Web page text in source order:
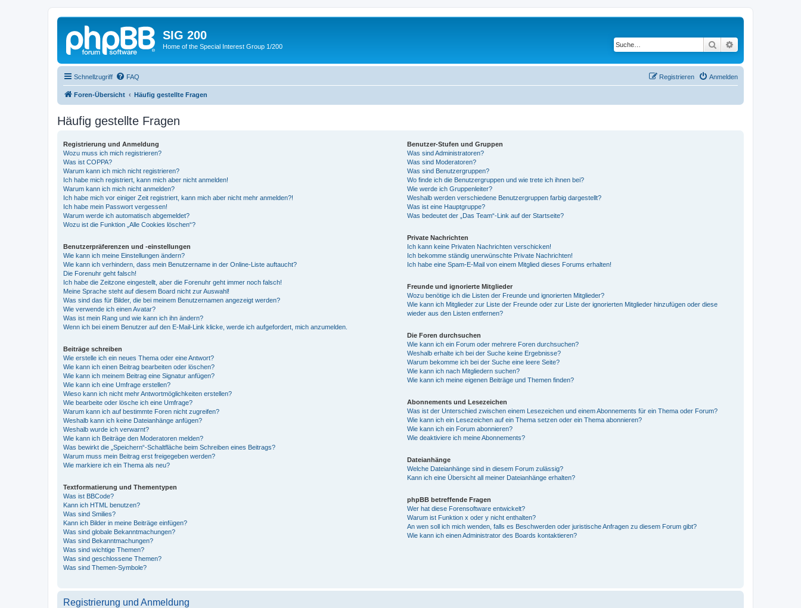
SIG 200
Home of the Special Interest Group 1/200 Suche
Schnellzugriff FAQ Anmelden
Registrieren
Foren-Übersicht Häufig gestellte Fragen
Häufig gestellte Fragen
Registrierung und Anmeldung
Wozu muss ich mich registrieren?
Was ist COPPA?
Warum kann ich mich nicht registrieren?
Ich habe mich registriert, kann mich aber nicht anmelden!
Warum kann ich mich nicht anmelden?
Ich habe mich vor einiger Zeit registriert, kann mich aber nicht mehr anmelden?!
Ich habe mein Passwort vergessen!
Warum werde ich automatisch abgemeldet?
Wozu ist die Funktion „Alle Cookies löschen“?
Benutzerpräferenzen und -einstellungen
Wie kann ich meine Einstellungen ändern?
Wie kann ich verhindern, dass mein Benutzername in der Online-Liste auftaucht?
Die Forenuhr geht falsch!
Ich habe die Zeitzone eingestellt, aber die Forenuhr geht immer noch falsch!
Meine Sprache steht auf diesem Board nicht zur Auswahl!
Was sind das für Bilder, die bei meinem Benutzernamen angezeigt werden?
Wie verwende ich einen Avatar?
Was ist mein Rang und wie kann ich ihn ändern?
Wenn ich bei einem Benutzer auf den E-Mail-Link klicke, werde ich aufgefordert, mich anzumelden.
Beiträge schreiben
Wie erstelle ich ein neues Thema oder eine Antwort?
Wie kann ich einen Beitrag bearbeiten oder löschen?
Wie kann ich meinem Beitrag eine Signatur anfügen?
Wie kann ich eine Umfrage erstellen?
Wieso kann ich nicht mehr Antwortmöglichkeiten erstellen?
Wie bearbeite oder lösche ich eine Umfrage?
Warum kann ich auf bestimmte Foren nicht zugreifen?
Weshalb kann ich keine Dateianhänge anfügen?
Weshalb wurde ich verwarnt?
Wie kann ich Beiträge den Moderatoren melden?
Was bewirkt die „Speichern“-Schaltfläche beim Schreiben eines Beitrags?
Warum muss mein Beitrag erst freigegeben werden?
Wie markiere ich ein Thema als neu?
Textformatierung und Thementypen
Was ist BBCode?
Kann ich HTML benutzen?
Was sind Smilies?
Kann ich Bilder in meine Beiträge einfügen?
Was sind globale Bekanntmachungen?
Was sind Bekanntmachungen?
Was sind wichtige Themen?
Was sind geschlossene Themen?
Was sind Themen-Symbole?
Benutzer-Stufen und Gruppen
Was sind Administratoren?
Was sind Moderatoren?
Was sind Benutzergruppen?
Wo finde ich die Benutzergruppen und wie trete ich ihnen bei?
Wie werde ich Gruppenleiter?
Weshalb werden verschiedene Benutzergruppen farbig dargestellt?
Was ist eine Hauptgruppe?
Was bedeutet der „Das Team“-Link auf der Startseite?
Private Nachrichten
Ich kann keine Privaten Nachrichten verschicken!
Ich bekomme ständig unerwünschte Private Nachrichten!
Ich habe eine Spam-E-Mail von einem Mitglied dieses Forums erhalten!
Freunde und ignorierte Mitglieder
Wozu benötige ich die Listen der Freunde und ignorierten Mitglieder?
Wie kann ich Mitglieder zur Liste der Freunde oder zur Liste der ignorierten Mitglieder hinzufügen oder diese
wieder aus den Listen entfernen?
Die Foren durchsuchen
Wie kann ich ein Forum oder mehrere Foren durchsuchen?
Weshalb erhalte ich bei der Suche keine Ergebnisse?
Warum bekomme ich bei der Suche eine leere Seite?
Wie kann ich nach Mitgliedern suchen?
Wie kann ich meine eigenen Beiträge und Themen finden?
Abonnements und Lesezeichen
Was ist der Unterschied zwischen einem Lesezeichen und einem Abonnements für ein Thema oder Forum?
Wie kann ich ein Lesezeichen auf ein Thema setzen oder ein Thema abonnieren?
Wie kann ich ein Forum abonnieren?
Wie deaktiviere ich meine Abonnements?
Dateianhänge
Welche Dateianhänge sind in diesem Forum zulässig?
Kann ich eine Übersicht all meiner Dateianhänge erhalten?
phpBB betreffende Fragen
Wer hat diese Forensoftware entwickelt?
Warum ist Funktion x oder y nicht enthalten?
An wen soll ich mich wenden, falls es Beschwerden oder juristische Anfragen zu diesem Forum gibt?
Wie kann ich einen Administrator des Boards kontaktieren?
Registrierung und Anmeldung